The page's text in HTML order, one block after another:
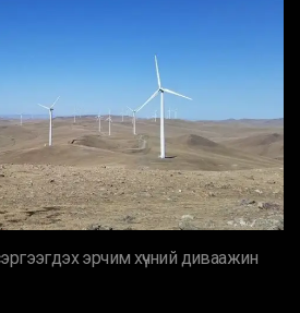
эрчим хүчний диваажин